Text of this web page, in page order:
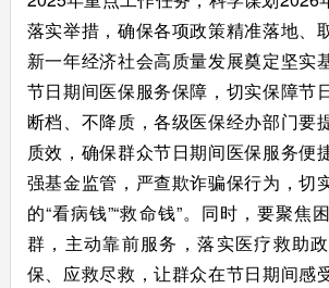
落实举措，确保各项政策精准落地、
新一年经济社会高质量发展奠定坚实基
节日期间医保服务保障，切实保障节
断档、不降质，各级医保经办部门要
质效，确保群众节日期间医保服务便
强基金监管，严查欺诈骗保行为，切
的“看病钱”“救命钱”。同时，要聚焦
群，主动靠前服务，落实医疗救助
保、应救尽救，让群众在节日期间感